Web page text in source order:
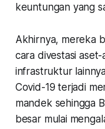
keuntungan yang
Akhirnya, mereka
cara divestasi
infrastruktur
Covid-19 terjadi
mandek sehingga
besar mulai